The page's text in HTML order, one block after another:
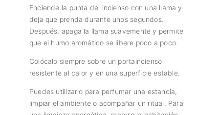
Enciende la punta del incienso con una llama y
deja que prenda durante unos segundos.
Después, apaga la llama suavemente y permite
que el humo aromático se libere poco a poco.
Colócalo siempre sobre un portaincienso
resistente al calor y en una superficie estable.
Puedes utilizarlo para perfumar una estancia,
limpiar el ambiente o acompañar un ritual. Para